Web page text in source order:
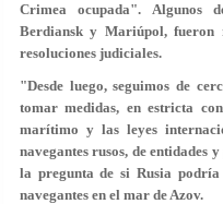
Crimea ocupada". Algunos
Berdiansk y Mariúpol, fueron
resoluciones judiciales.
"Desde luego, seguimos de
tomar medidas, en estricta
marítimo y las leyes
navegantes rusos, de entidades
la pregunta de si Rusia podría
navegantes en el mar de Azov.